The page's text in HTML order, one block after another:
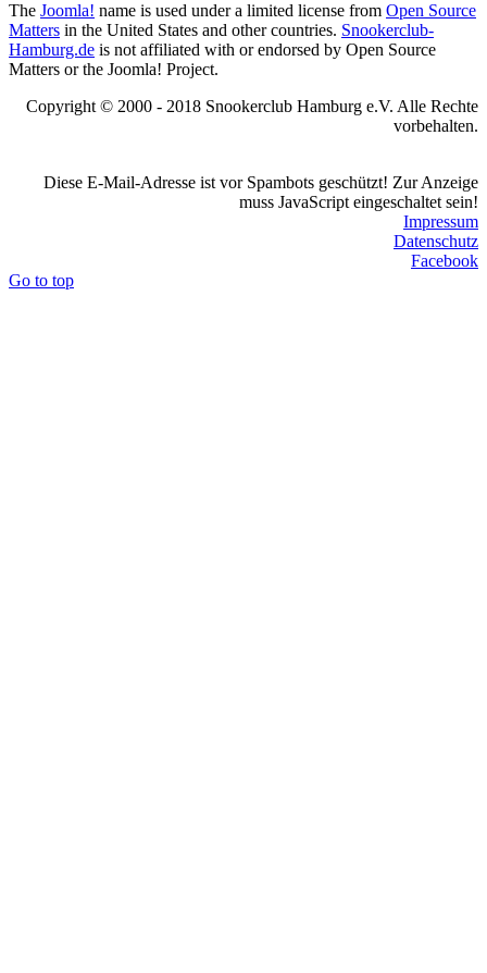
The Joomla! name is used under a limited license from Open Source
Matters in the United States and other countries. Snookerclub-
Hamburg.de is not affiliated with or endorsed by Open Source
Matters or the Joomla! Project.
Copyright © 2000 - 2018 Snookerclub Hamburg e.V. Alle Rechte
vorbehalten.
Diese E-Mail-Adresse ist vor Spambots geschützt! Zur Anzeige
muss JavaScript eingeschaltet sein!
Impressum
Datenschutz
Facebook
Go to top